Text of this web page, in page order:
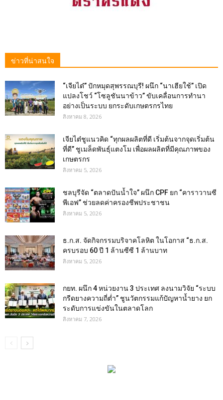
ข่าวที่น่าสนใจ
“เจียไต๋” ปักหมุดสุพรรณบุรี! ผนึก “นาเฮียใช้” เปิด
แปลงโชว์ “โซลูชันนาข้าว” ขับเคลื่อนการทำนา
อย่างเป็นระบบ ยกระดับเกษตรกรไทย
สิงหาคม 8, 2026
เจียไต๋ชูแนวคิด “ทุกผลผลิตที่ดี เริ่มต้นจากจุดเริ่มต้น
ที่ดี” ชูเมล็ดพันธุ์แตงโม เพื่อผลผลิตที่มีคุณภาพของ
เกษตรกร
สิงหาคม 5, 2026
ชลบุรีจัด “ตลาดปันน้ำใจ” ผนึก CPF ยก “คาราวานซี
พีเอฟ” ช่วยลดค่าครองชีพประชาชน
สิงหาคม 5, 2026
ธ.ก.ส. จัดกิจกรรมบริจาคโลหิต ในโอกาส “ธ.ก.ส.
ครบรอบ 60 ปี 1 ล้านซีซี 1 ล้านบาท
สิงหาคม 5, 2026
กยท. ผนึก 4 หน่วยงาน 3 ประเทศ ลงนามวิจัย “ระบบ
กรีดยางความถี่ต่ำ” ชูนวัตกรรมแก้ปัญหาน้ำยาง ยก
ระดับการแข่งขันในตลาดโลก
สิงหาคม 7, 2026